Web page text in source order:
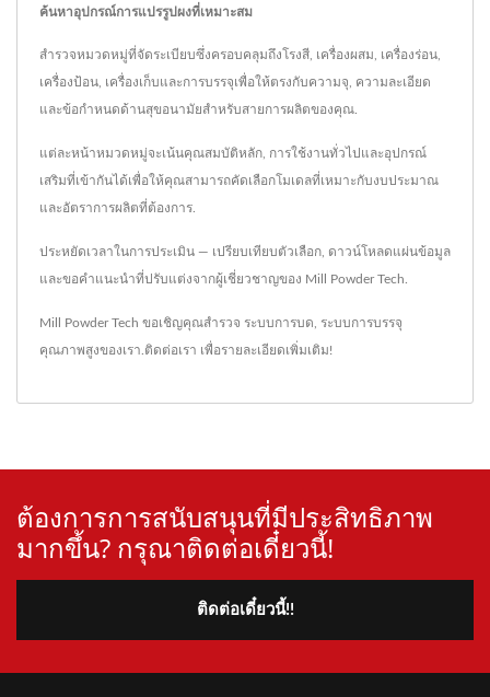
ค้นหาอุปกรณ์การแปรรูปผงที่เหมาะสม
สำรวจหมวดหมู่ที่จัดระเบียบซึ่งครอบคลุมถึงโรงสี, เครื่องผสม, เครื่องร่อน,
เครื่องป้อน, เครื่องเก็บและการบรรจุเพื่อให้ตรงกับความจุ, ความละเอียด
และข้อกำหนดด้านสุขอนามัยสำหรับสายการผลิตของคุณ.
แต่ละหน้าหมวดหมู่จะเน้นคุณสมบัติหลัก, การใช้งานทั่วไปและอุปกรณ์
เสริมที่เข้ากันได้เพื่อให้คุณสามารถคัดเลือกโมเดลที่เหมาะกับงบประมาณ
และอัตราการผลิตที่ต้องการ.
ประหยัดเวลาในการประเมิน — เปรียบเทียบตัวเลือก, ดาวน์โหลดแผ่นข้อมูล
และขอคำแนะนำที่ปรับแต่งจากผู้เชี่ยวชาญของ Mill Powder Tech.
Mill Powder Tech ขอเชิญคุณสำรวจ ระบบการบด ระบบการบรรจุ
คุณภาพสูงของเรา. ติดต่อเรา เพื่อรายละเอียดเพิ่มเติม!
ต้องการการสนับสนุนที่มีประสิทธิภาพ
มากขึ้น? กรุณาติดต่อเดี๋ยวนี้!
ติดต่อเดี๋ยวนี้!!